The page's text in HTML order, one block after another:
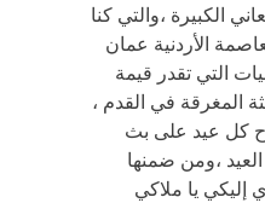
الكبيرة ،والتي كنا
الأردنية عمان
التي تقدر قيمة
المغرقة في القدم ،
كل عيد على بث
العيد ،ومن ضمنها
إليكي يا ملاكي